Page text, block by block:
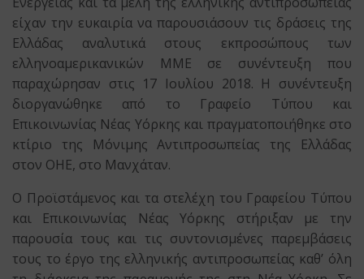
είχαν την ευκαιρία να παρουσιάσουν τις δράσεις της
Ελλάδας αναλυτικά στους εκπροσώπους των
ελληνοαμερικανικών ΜΜΕ σε συνέντευξη που
παραχώρησαν στις 17 Ιουλίου 2018. Η συνέντευξη
διοργανώθηκε από το Γραφείο Τύπου και
Επικοινωνίας Νέας Υόρκης και πραγματοποιήθηκε στο
κτίριο της Μόνιμης Αντιπροσωπείας της Ελλάδας
στον ΟΗΕ, στο Μανχάταν.
Ο Προϊστάμενος και τα στελέχη του Γραφείου Τύπου
και Επικοινωνίας Νέας Υόρκης στήριξαν με την
παρουσία τους και τις συντονισμένες παρεμβάσεις
τους το έργο της ελληνικής αντιπροσωπείας καθ’ όλη